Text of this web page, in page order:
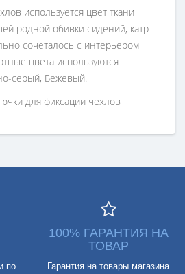
используется цвет ткани
родной обивки сидений, катр
сочеталось с интерьером
цвета используются
серый, Бежевый.
для фиксации чехлов
по
100% ГАРАНТИЯ НА
ТОВАР
Гарантия на товары магазина